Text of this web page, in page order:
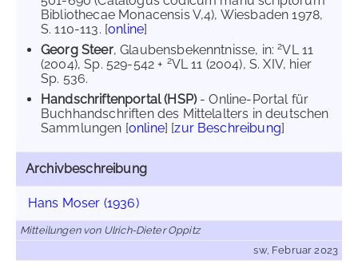
Bibliothecae Monacensis V,4), Wiesbaden 1978,
S. 110-113. [online]
Georg Steer, Glaubensbekenntnisse, in:2VL 11
(2004), Sp. 529-542 + 2VL 11 (2004), S. XIV, hier
Sp. 536.
Handschriftenportal (HSP)- Online-Portal für
Buchhandschriften des Mittelalters in deutschen
Sammlungen [online] [zur Beschreibung]
Archivbeschreibung
Hans Moser (1936)
Mitteilungen von Ulrich-Dieter Oppitz
sw, Februar 2023